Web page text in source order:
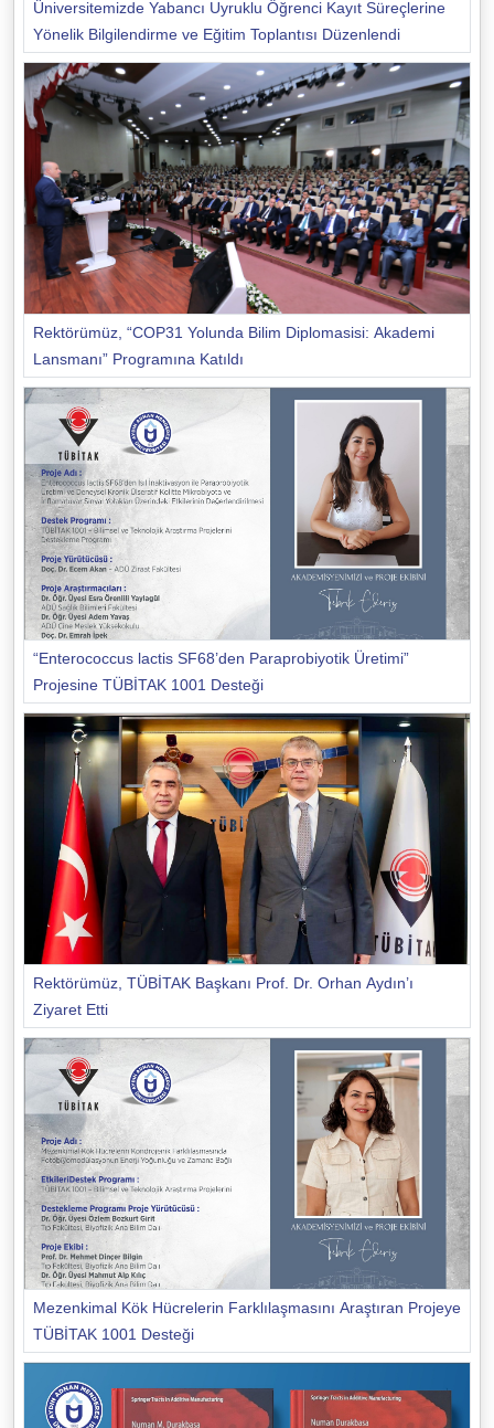
Üniversitemizde Yabancı Uyruklu Öğrenci Kayıt Süreçlerine
Yönelik Bilgilendirme ve Eğitim Toplantısı Düzenlendi
Rektörümüz, “COP31 Yolunda Bilim Diplomasisi: Akademi
Lansmanı” Programına Katıldı
“Enterococcus lactis SF68’den Paraprobiyotik Üretimi”
Projesine TÜBİTAK 1001 Desteği
Rektörümüz, TÜBİTAK Başkanı Prof. Dr. Orhan Aydın’ı
Ziyaret Etti
Mezenkimal Kök Hücrelerin Farklılaşmasını Araştıran Projeye
TÜBİTAK 1001 Desteği